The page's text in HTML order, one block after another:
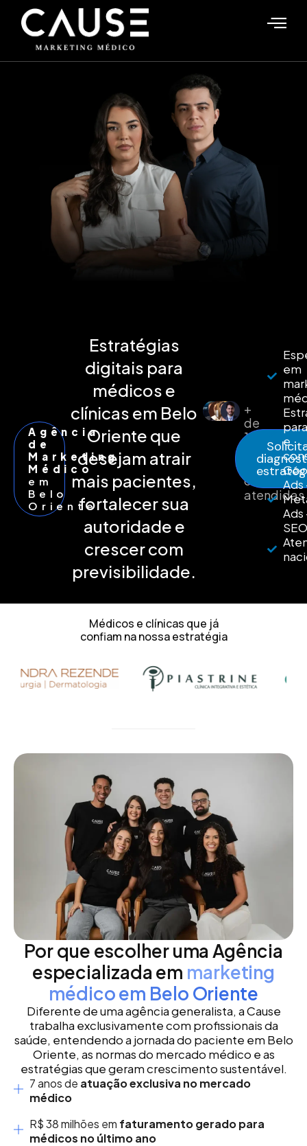
Agência
de
Marketing
Médico
em
Belo
Oriente
Estratégias
digitais para
médicos e
clínicas em Belo
Oriente que
desejam atrair
mais pacientes,
fortalecer sua
autoridade e
crescer com
previsibilidade.
+
de
150
médicos
clinicas
atendidas
em
e
Ads
Ads
SEO
Médicos e clínicas que já
confiam na nossa estratégia
Por que escolher uma Agência
especializada em marketing
médico em Belo Oriente
Diferente de uma agência generalista, a Cause
trabalha exclusivamente com profissionais da
saúde, entendendo a jornada do paciente em Belo
Oriente, as normas do mercado médico e as
estratégias que geram crescimento sustentável.
7 anos de atuação exclusiva no mercado
médico
R$ 38 milhões em faturamento gerado para
médicos no último ano